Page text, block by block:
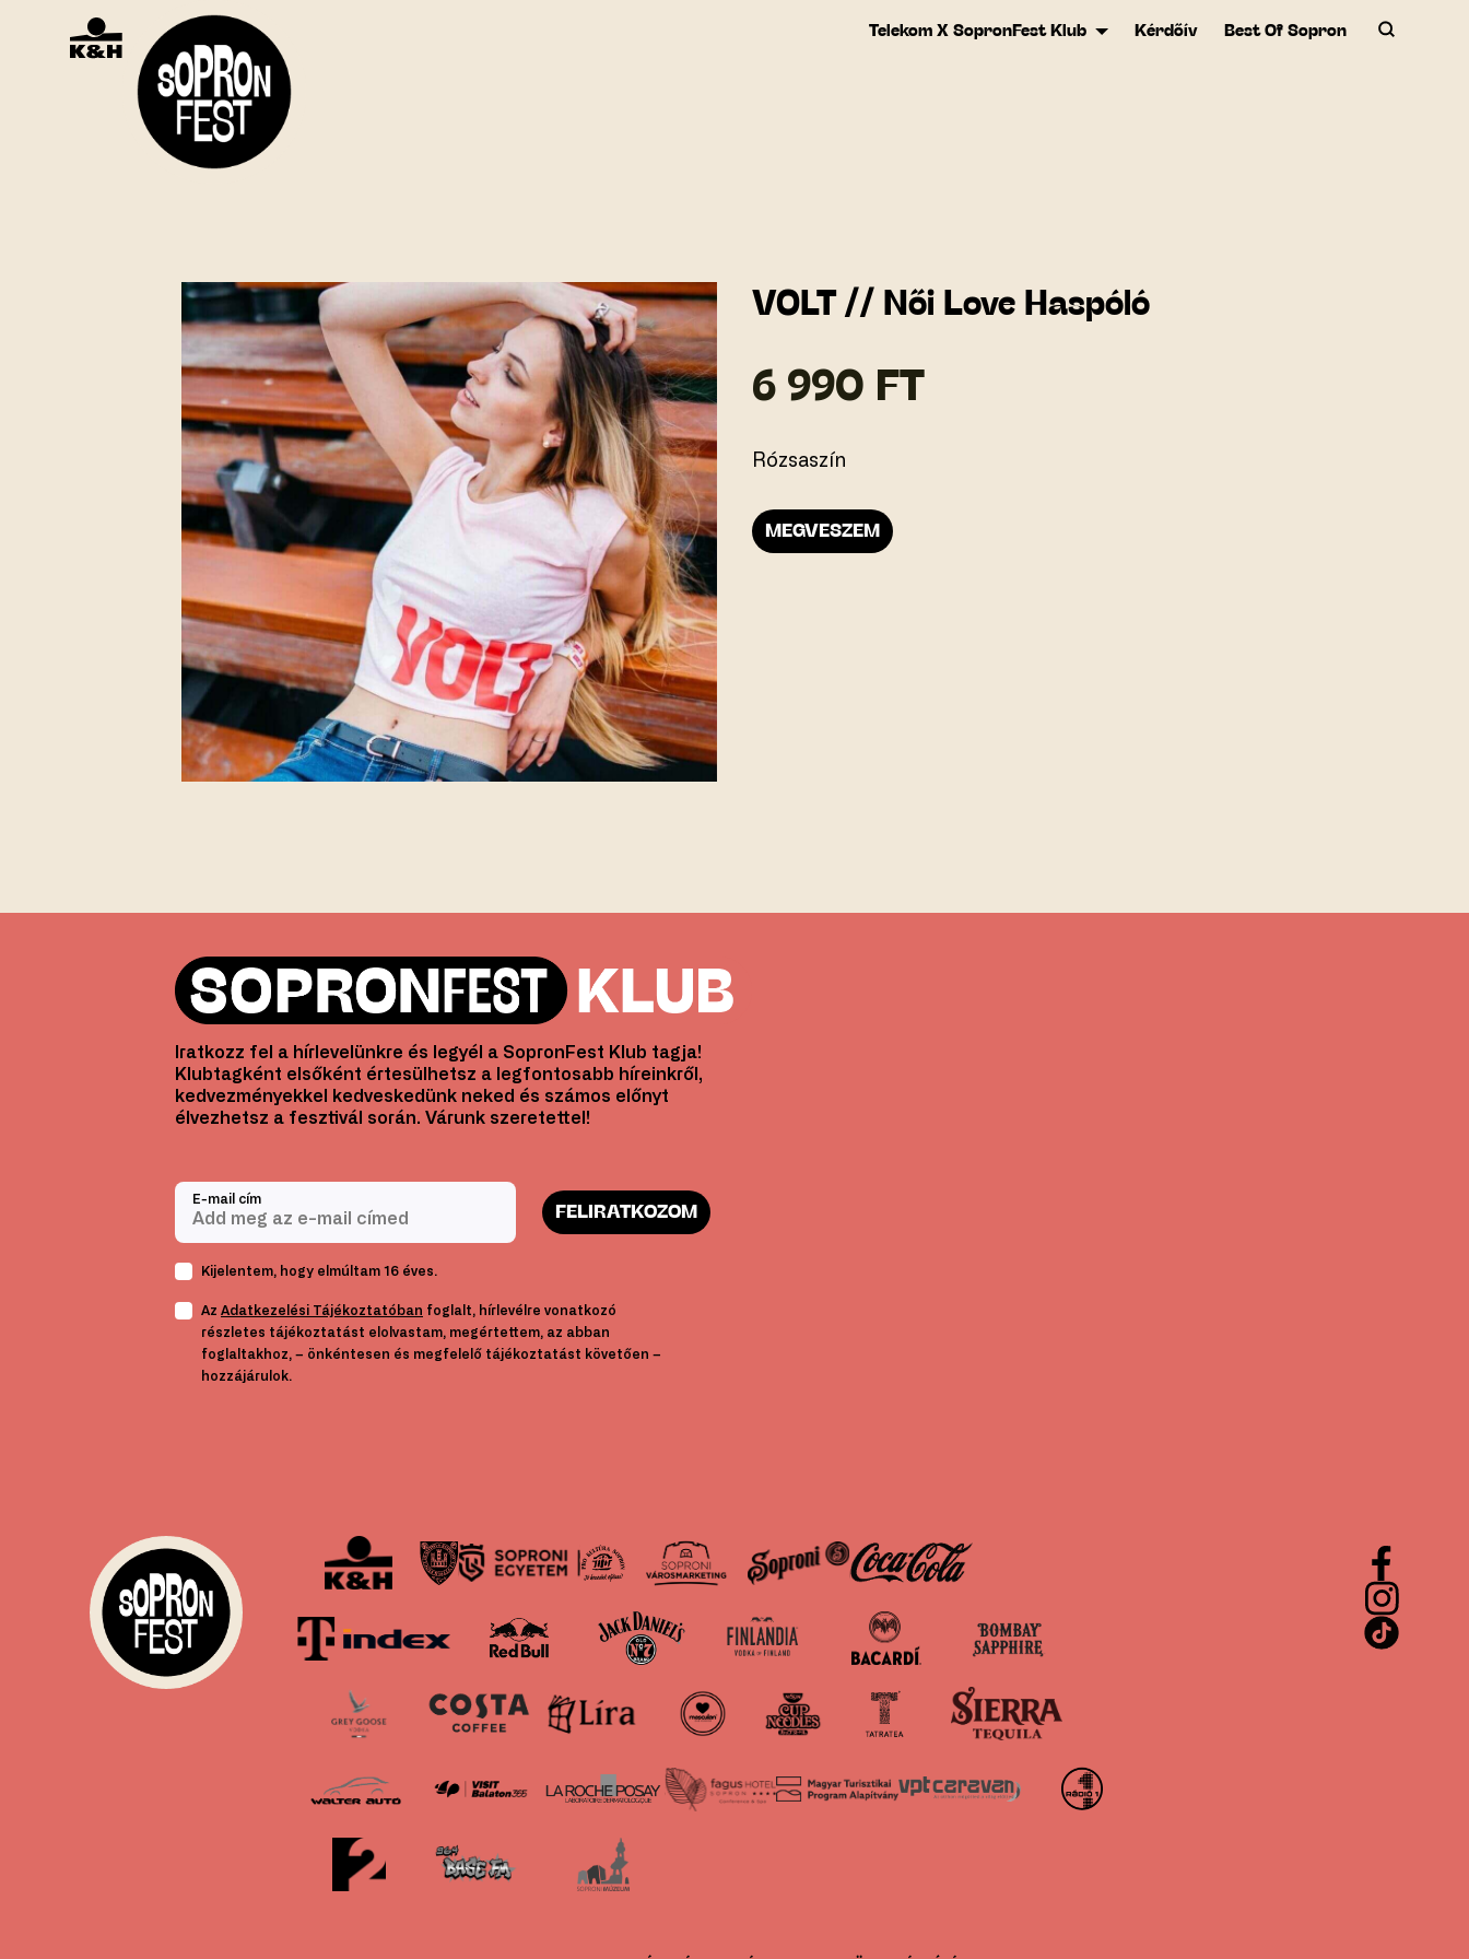
Telekom X SopronFest Klub Kérdőív Best Of Sopron
VOLT // Női Love Haspóló
6 990 FT
Rózsaszín
MEGVESZEM
Iratkozz fel a hírlevelünkre és legyél a SopronFest Klub tagja!
Klubtagként elsőként értesülhetsz a legfontosabb híreinkről,
kedvezményekkel kedveskedünk neked és számos előnyt
élvezhetsz a fesztivál során. Várunk szeretettel!
E-mail cím
FELIRATKOZOM
Kijelentem, hogy elmúltam 16 éves.
Az Adatkezelési Tájékoztatóban foglalt, hírlevélre vonatkozó
részletes tájékoztatást elolvastam, megértettem, az abban
foglaltakhoz, – önkéntesen és megfelelő tájékoztatást követően –
hozzájárulok.